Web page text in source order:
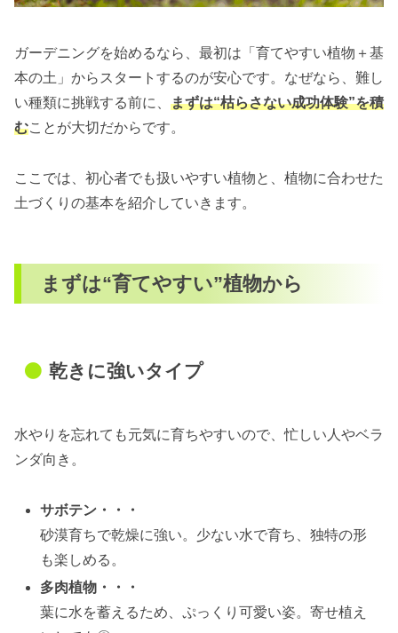
ガーデニングを始めるなら、最初は「育てやすい植物＋基
本の土」からスタートするのが安心です。なぜなら、難し
い種類に挑戦する前に、 まずは“枯らさない成功体験”を積
むことが大切だからです。
ここでは、初心者でも扱いやすい植物と、植物に合わせた
土づくりの基本を紹介していきます。
まずは“育てやすい”植物から
乾きに強いタイプ
水やりを忘れても元気に育ちやすいので、忙しい人やベラ
ンダ向き。
サボテン・・・
砂漠育ちで乾燥に強い。少ない水で育ち、独特の形
も楽しめる。
多肉植物・・・
葉に水を蓄えるため、ぷっくり可愛い姿。寄せ植え